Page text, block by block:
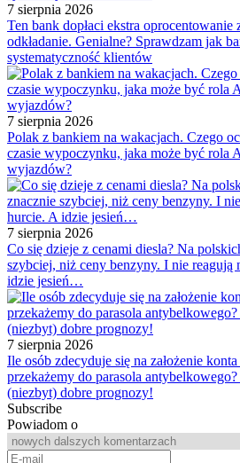
7 sierpnia 2026
Ten bank dopłaci ekstra
odkładanie. Genialne? Sprawdzam jak
systematyczność klientów
7 sierpnia 2026
Polak z bankiem na wakacjach. Czego
czasie wypoczynku, jaka może być rola
wyjazdów?
7 sierpnia 2026
Co się dzieje z cenami diesla? Na
szybciej, niż ceny benzyny. I nie reagują
idzie jesień…
7 sierpnia 2026
Ile osób zdecyduje się na założenie
przekażemy do parasola antybelkowego?
(niezbyt) dobre prognozy!
Subscribe
Powiadom o